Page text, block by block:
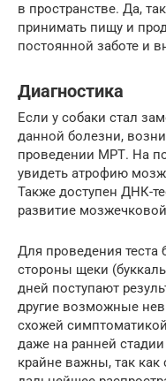
в пространстве. Да,
принимать пищу и
постоянной заботе и
Диагностика
Если у собаки стал
данной болезни,
проведении МРТ. На
увидеть атрофию
Также доступен ДНК-
развитие
Для проведения теста
стороны щеки
дней поступают
другие возможные
схожей
даже на ранней
крайне важны, так